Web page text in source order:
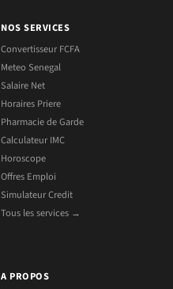
NOS SERVICES
Convertisseur FCFA
Meteo Senegal
Salaire Net
Horaires Priere
Pharmacie de Garde
Calculateur IMC
Horoscope
Offres Emploi
Simulateur Credit
Tous les services →
A PROPOS